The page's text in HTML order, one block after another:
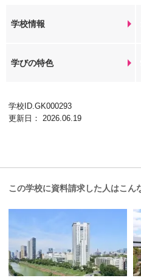
学校情報
学びの特色
学校ID.GK000293
更新日： 2026.06.19
この学校に資料請求した人はこん